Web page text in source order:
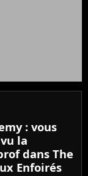
: vous
la
dans The
Enfoirés